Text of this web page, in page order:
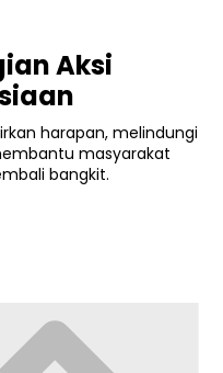
Aksi
harapan, melindungi
masyarakat
bangkit.